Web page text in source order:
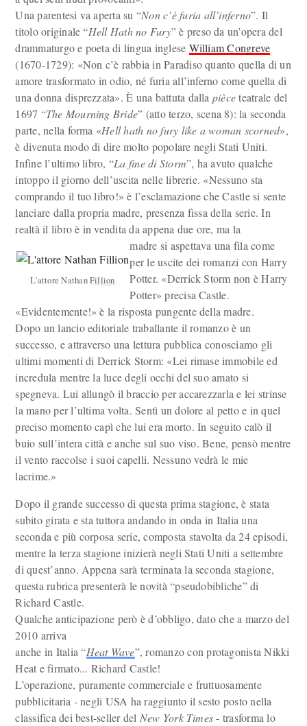
Una parentesi va aperta su “Non c’è furia all’inferno”. Il
titolo originale “Hell Hath no Fury” è preso da un’opera del
drammaturgo e poeta di lingua inglese William Congreve
(1670-1729): «Non c’è rabbia in Paradiso quanto quella di un
amore trasformato in odio, né furia all’inferno come quella di
una donna disprezzata». È una battuta dalla pièceteatrale del
1697 “The Mourning Bride” (atto terzo, scena 8): la seconda
parte, nella forma «Hell hath no fury like a woman scorned»,
è divenuta modo di dire molto popolare negli Stati Uniti.
Infine l’ultimo libro, “La fine di Storm”, ha avuto qualche
intoppo il giorno dell’uscita nelle librerie. «Nessuno sta
comprando il tuo libro!» è l’esclamazione che Castle si sente
lanciare dalla propria madre, presenza fissa della serie. In
realtà il libro è in vendita da appena due ore, ma la
L'attore Nathan Fillion
madre si aspettava una fila come
per le uscite dei romanzi con Harry
Potter. «Derrick Storm non è Harry
Potter» precisa Castle.
«Evidentemente!» è la risposta pungente della madre.
Dopo un lancio editoriale traballante il romanzo è un
successo, e attraverso una lettura pubblica conosciamo gli
ultimi momenti di Derrick Storm: «Lei rimase immobile ed
incredula mentre la luce degli occhi del suo amato si
spegneva. Lui allungò il braccio per accarezzarla e lei strinse
la mano per l’ultima volta. Sentì un dolore al petto e in quel
preciso momento capì che lui era morto. In seguito calò il
buio sull’intera città e anche sul suo viso. Bene, pensò mentre
il vento raccolse i suoi capelli. Nessuno vedrà le mie
lacrime.»
Dopo il grande successo di questa prima stagione, è stata
subito girata e sta tuttora andando in onda in Italia una
seconda e più corposa serie, composta stavolta da 24 episodi,
mentre la terza stagione inizierà negli Stati Uniti a settembre
di quest’anno. Appena sarà terminata la seconda stagione,
questa rubrica presenterà le novità “pseudobibliche” di
Richard Castle.
Qualche anticipazione però è d’obbligo, dato che a marzo del
2010 arriva
anche in Italia “Heat Wave”, romanzo con protagonista Nikki
Heat e firmato... Richard Castle!
L’operazione, puramente commerciale e fruttuosamente
pubblicitaria - negli USA ha raggiunto il sesto posto nella
classifica dei best-seller del New York Times- trasforma lo